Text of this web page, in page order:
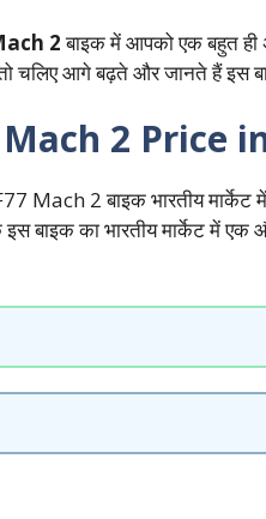
2बाइक में आपको एक बहुत ही
चलिए आगे बढ़ते और जानते हैं इस
2 Price
Mach 2 बाइक भारतीय मार्केट
इस बाइक का भारतीय मार्केट में